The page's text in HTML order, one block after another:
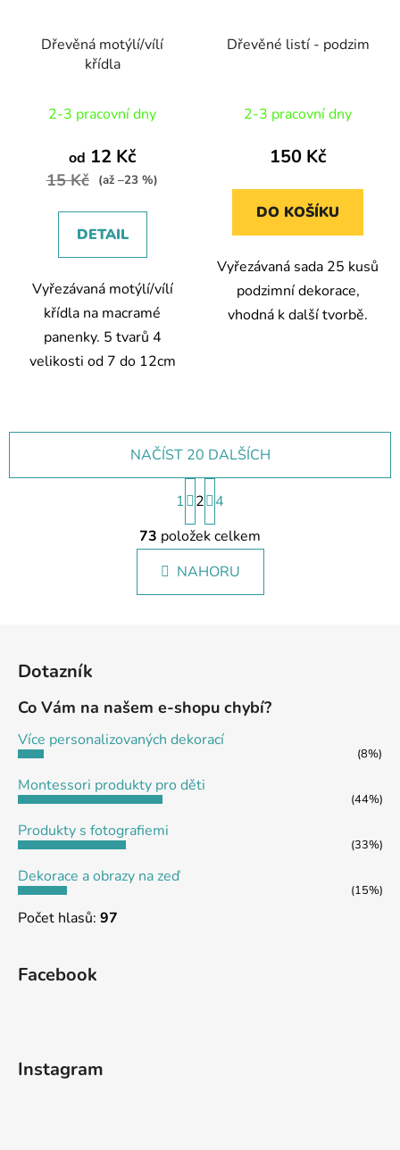
Dřevěná motýlí/vílí
křídla
2-3 pracovní dny
od 12 Kč
15 Kč (až –23 %)
DETAIL
Vyřezávaná motýlí/vílí
křídla na macramé
panenky. 5 tvarů 4
velikosti od 7 do 12cm
Dřevěné listí - podzim
hodnocení
produktu
5,0
z
hvězdiček.
2-3 pracovní dny
150 Kč
DO KOŠÍKU
Vyřezávaná sada 25 kusů
podzimní dekorace,
vhodná k další tvorbě.
O
v
l
á
d
v
k
v
ý
NAČÍST 20 DALŠÍCH
S
t
á
n
k
1 2
4
73 položek celkem
NAHORU
Dotazník
Co Vám na našem e-shopu chybí?
Více personalizovaných dekorací
(8%)
Montessori produkty pro děti
(44%)
Produkty s fotografiemi
(33%)
Dekorace a obrazy na zeď
(15%)
Počet hlasů: 97
Facebook
Instagram